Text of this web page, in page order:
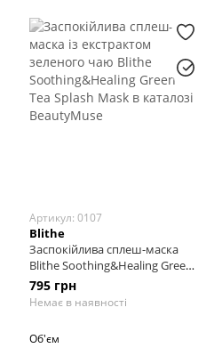
Артикул: 0107
Blithe
Заспокійлива сплеш-маска
Blithe Soothing&Healing Green
Tea Splash Mask, 150 мл
795 грн
Немає в наявності
Об'єм